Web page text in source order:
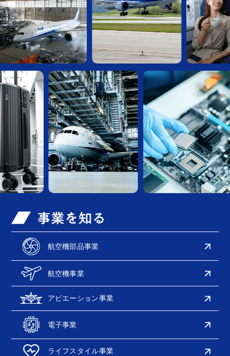
航空機部品事業
航空機事業
アビエーション事業
電子事業
ライフスタイル事業